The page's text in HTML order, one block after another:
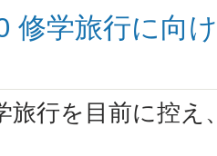
修学旅行に向
旅行を目前に控